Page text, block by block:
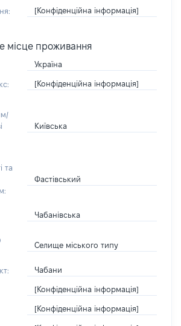
[Конфіденційна інформація]
місце проживання
Україна
[Конфіденційна інформація]
Київська
та
Фастівський
Чабанівська
Селище міського типу
Чабани
[Конфіденційна інформація]
[Конфіденційна інформація]